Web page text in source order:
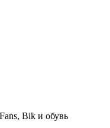
Bik и обувь